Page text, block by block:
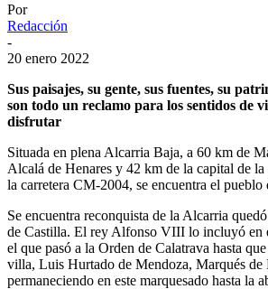
Por
Redacción
-
20 enero 2022
Sus paisajes, su gente, sus fuentes, su
son todo un reclamo para los sentidos de
disfrutar
Situada en plena Alcarria Baja, a 60 km de
Alcalá de Henares y 42 km de la capital de
la carretera CM-2004, se encuentra el pueblo
Se encuentra reconquista de la Alcarria
de Castilla. El rey Alfonso VIII lo incluyó en
el que pasó a la Orden de Calatrava hasta
villa, Luis Hurtado de Mendoza, Marqués de
permaneciendo en este marquesado hasta la